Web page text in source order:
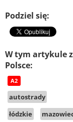
Podziel się:
W tym artykule
Polsce:
A2
autostrady
łódzkie